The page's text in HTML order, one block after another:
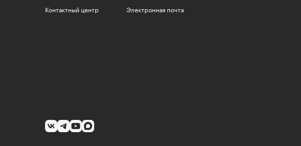
Контактный центр Электронная почта